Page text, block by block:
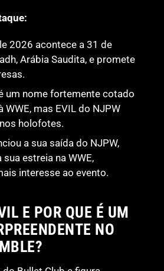
2026 acontece a 31 de
Arábia Saudita, e promete
um nome fortemente cotado
WWE, mas EVIL do NJPW
holofotes.
a sua saída do NJPW,
estreia na WWE,
interesse ao evento.
E POR QUE É UM
NO